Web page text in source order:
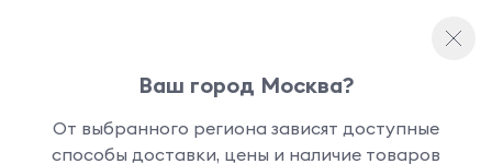
Ваш город Москва?
От выбранного региона зависят доступные
способы доставки, цены и наличие товаров